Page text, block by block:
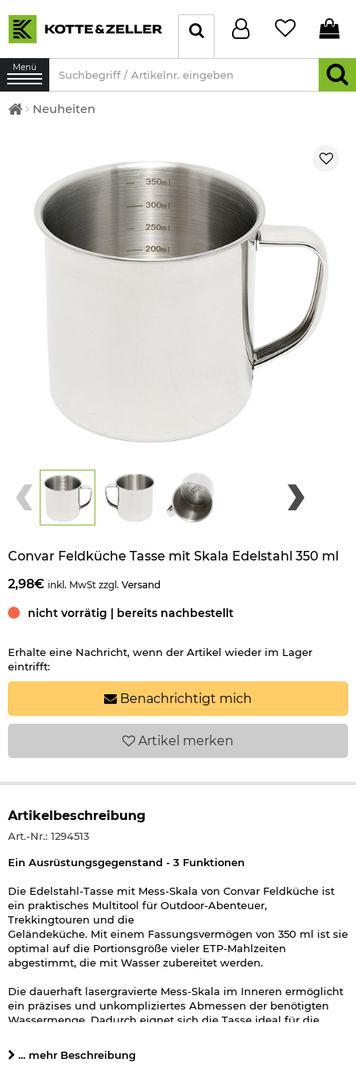
Menü
Neuheiten
Convar Feldküche Tasse mit Skala Edelstahl 350 ml
2,98€ inkl. MwSt zzgl. Versand
nicht vorrätig | bereits nachbestellt
Erhalte eine Nachricht, wenn der Artikel wieder im Lager
eintrifft:
Benachrichtigt mich
Artikel merken
Artikelbeschreibung
Art.-Nr.: 1294513
Ein Ausrüstungsgegenstand - 3 Funktionen
Die Edelstahl-Tasse mit Mess-Skala von Convar Feldküche ist
ein praktisches Multitool für Outdoor-Abenteuer,
Trekkingtouren und die
Geländeküche. Mit einem Fassungsvermögen von 350 ml ist sie
optimal auf die Portionsgröße vieler ETP-Mahlzeiten
abgestimmt, die mit Wasser zubereitet werden.
Die dauerhaft lasergravierte Mess-Skala im Inneren ermöglicht
ein präzises und unkompliziertes Abmessen der benötigten
Wassermenge. Dadurch eignet sich die Tasse ideal für die
den Einsatz mit dem Heizbeutelsystem.
... mehr Beschreibung